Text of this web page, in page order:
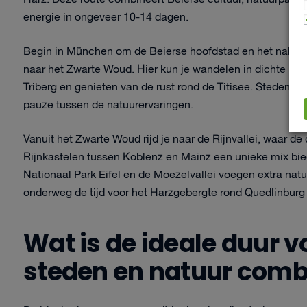
energie in ongeveer 10-14 dagen.
Begin in München om de Beierse hoofdstad en het
naar het Zwarte Woud. Hier kun je wandelen in dichte
Triberg en genieten van de rust rond de Titisee. Steden
pauze tussen de natuurervaringen.
Vanuit het Zwarte Woud rijd je naar de Rijnvallei, waar
Rijnkastelen tussen Koblenz en Mainz een unieke mix
Nationaal Park Eifel en de Moezelvallei voegen extra
onderweg de tijd voor het Harzgebergte rond
Wat is de ideale duur
steden en natuur